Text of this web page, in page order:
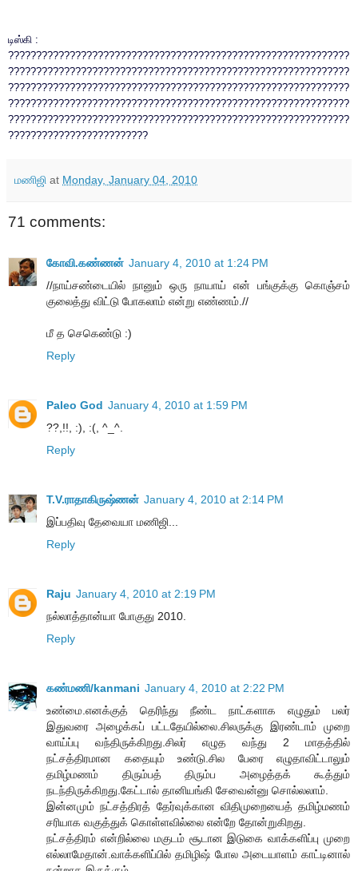
டிஸ்கி :
?????????????????????????????????????????????????????????????
?????????????????????????????????????????????????????????????
?????????????????????????????????????????????????????????????
?????????????????????????????????????????????????????????????
?????????????????????????????????????????????????????????????
?????????????????????????
மணிஜி at Monday, January 04, 2010
71 comments:
கோவி.கண்ணன் January 4, 2010 at 1:24 PM
//நாய்சண்டையில் நானும் ஒரு நாயாய் என் பங்குக்கு கொஞ்சம்
குலைத்து விட்டு போகலாம் என்று எண்ணம்.//
மீ த செகெண்டு :)
Reply
Paleo God January 4, 2010 at 1:59 PM
??,!!, :), :(, ^_^.
Reply
T.V.ராதாகிருஷ்ணன் January 4, 2010 at 2:14 PM
இப்பதிவு தேவையா மணிஜி...
Reply
Raju January 4, 2010 at 2:19 PM
நல்லாத்தான்யா போகுது 2010.
Reply
கண்மணி/kanmani January 4, 2010 at 2:22 PM
உண்மை.எனக்குத் தெரிந்து நீண்ட நாட்களாக எழுதும் பலர்
இதுவரை அழைக்கப் பட்டதேயில்லை.சிலருக்கு இரண்டாம் முறை
வாய்ப்பு வந்திருக்கிறது.சிலர் எழுத வந்து 2 மாதத்தில்
நட்சத்திரமான கதையும் உண்டு.சில பேரை எழுதாவிட்டாலும்
தமிழ்மணம் திரும்பத் திரும்ப அழைத்தக் கூத்தும்
நடந்திருக்கிறது.கேட்டால் தானியங்கி சேவைன்னு சொல்லலாம்.
இன்னமும் நட்சத்திரத் தேர்வுக்கான விதிமுறையைத் தமிழ்மணம்
சரியாக வகுத்துக் கொள்ளவில்லை என்றே தோன்றுகிறது.
நட்சத்திரம் என்றில்லை மகுடம் சூடான இடுகை வாக்களிப்பு முறை
எல்லாமேதான்.வாக்களிப்பில் தமிழிஷ் போல அடையாளம் காட்டினால்